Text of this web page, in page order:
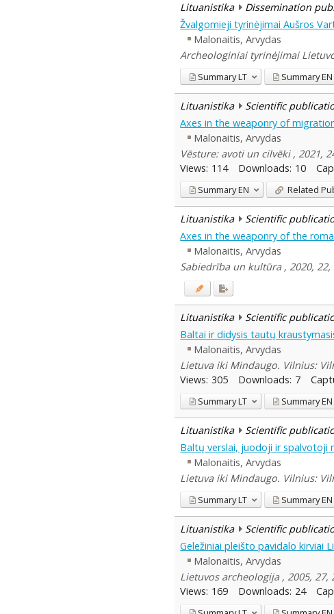
Lituanistika Dissemination
Žvalgomieji tyrinėjimai Aušros
Malonaitis, Arvydas
Archeologiniai tyrinėjimai
SummaryLT SummaryEN
Lituanistika Scientific
Axes in the weaponry of
Malonaitis, Arvydas
Vēsture: avoti un cilvēki , 2021,
Views: 114 Downloads: 10
SummaryEN Related
Lituanistika Scientific
Axes in the weaponry of the
Malonaitis, Arvydas
Sabiedrība un kultūra , 2020, 22,
Lituanistika Scientific
Baltai ir didysis tautų
Malonaitis, Arvydas
Lietuva iki Mindaugo. Vilnius:
Views: 305 Downloads: 7
SummaryLT SummaryEN
Lituanistika Scientific
Baltų verslai, juodoji ir spalvotoji
Malonaitis, Arvydas
Lietuva iki Mindaugo. Vilnius:
SummaryLT SummaryEN
Lituanistika Scientific
Geležiniai pleišto pavidalo kirviai
Malonaitis, Arvydas
Lietuvos archeologija , 2005, 27,
Views: 169 Downloads: 24